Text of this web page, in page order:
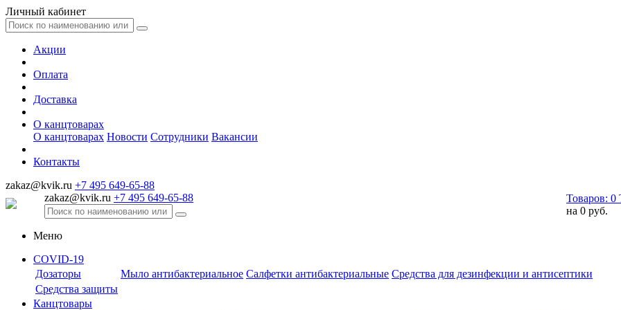
Личный кабинет
Акции
Оплата
Доставка
О канцтоварах
О канцтоварах Новости Сотрудники Вакансии
Контакты
zakaz@kvik.ru +7 495 649-65-88
zakaz@kvik.ru +7 495 649-65-88 Товаров: 0
на 0 руб.
Меню
COVID-19
Дозаторы
Мыло антибактериальное Салфетки антибактериальные Средства для дезинфекции и антисептики
Средства защиты
Канцтовары